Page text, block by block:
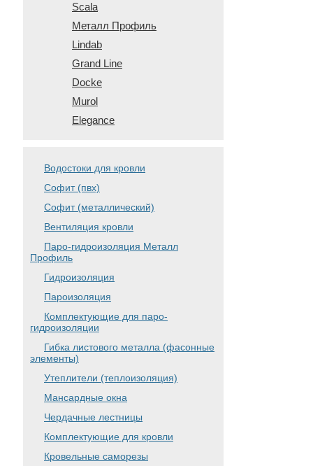
Scala
Металл Профиль
Lindab
Grand Line
Docke
Murol
Elegance
Водостоки для кровли
Софит (пвх)
Софит (металлический)
Вентиляция кровли
Паро-гидроизоляция Металл
Профиль
Гидроизоляция
Пароизоляция
Комплектующие для паро-
гидроизоляции
Гибка листового металла (фасонные
элементы)
Утеплители (теплоизоляция)
Мансардные окна
Чердачные лестницы
Комплектующие для кровли
Кровельные саморезы